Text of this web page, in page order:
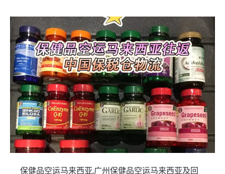
保健品空运马来西亚,广州保健品空运马来西亚及回